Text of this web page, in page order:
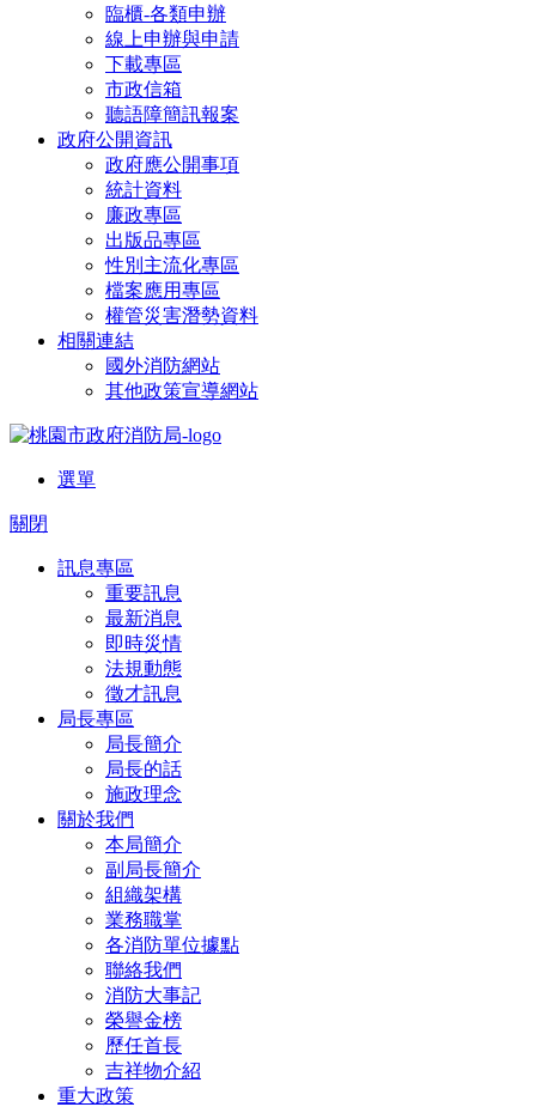
臨櫃-各類申辦
線上申辦與申請
下載專區
市政信箱
聽語障簡訊報案
政府公開資訊
政府應公開事項
統計資料
廉政專區
出版品專區
性別主流化專區
檔案應用專區
權管災害潛勢資料
相關連結
國外消防網站
其他政策宣導網站
選單
關閉
訊息專區
重要訊息
最新消息
即時災情
法規動態
徵才訊息
局長專區
局長簡介
局長的話
施政理念
關於我們
本局簡介
副局長簡介
組織架構
業務職掌
各消防單位據點
聯絡我們
消防大事記
榮譽金榜
歷任首長
吉祥物介紹
重大政策